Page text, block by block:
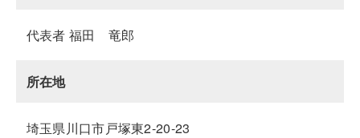
代表者 福田 竜郎
所在地
埼玉県川口市戸塚東2-20-23